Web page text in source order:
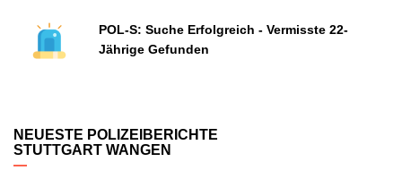
POL-S: Suche Erfolgreich - Vermisste 22-
Jährige Gefunden
NEUESTE POLIZEIBERICHTE
STUTTGART WANGEN